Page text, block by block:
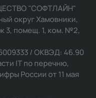
"СОФТЛАЙН"
округ Хамовники,
3, помещ. 1, ком. №2,
/ ОКВЭД: 46.90
IT по перечню,
России от 11 мая